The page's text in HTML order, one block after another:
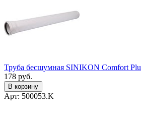
Труба бесшумная SINIKON Comfort
178 руб.
В корзину
Арт: 500053.K